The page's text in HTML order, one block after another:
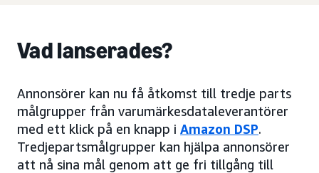
Vad lanserades?
Annonsörer kan nu få åtkomst till tredje parts
målgrupper från varumärkesdataleverantörer
med ett klick på en knapp i Amazon DSP.
Tredjepartsmålgrupper kan hjälpa annonsörer
att nå sina mål genom att ge fri tillgång till